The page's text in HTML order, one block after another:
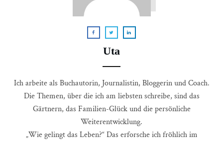
Uta
Ich arbeite als Buchautorin, Journalistin, Bloggerin und Coach.
Die Themen, über die ich am liebsten schreibe, sind das
Gärtnern, das Familien-Glück und die persönliche
Weiterentwicklung.
„Wie gelingt das Leben?“ Das erforsche ich fröhlich im